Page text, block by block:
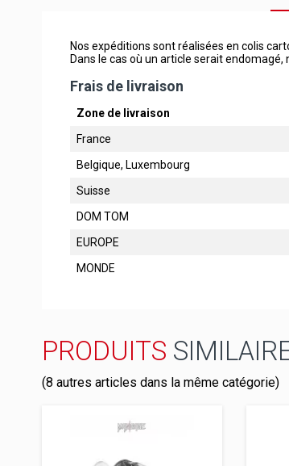
Nos expéditions sont réalisées en colis
Dans le cas où un article serait
Frais de livraison
Zone de livraison
France
Belgique, Luxembourg
Suisse
DOM TOM
EUROPE
MONDE
PRODUITS
(8 autres articles dans la même catégorie)